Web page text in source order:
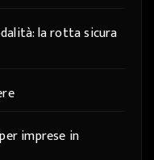
la rotta sicura
imprese in